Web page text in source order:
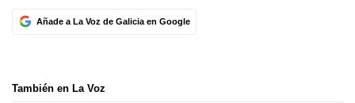
Añade a La Voz de Galicia en Google
También en La Voz